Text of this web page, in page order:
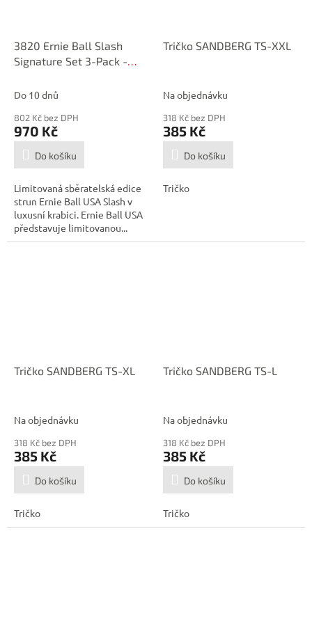
3820 Ernie Ball Slash
Signature Set 3-Pack -
kytaru
Do 10 dnů
802 Kč bez DPH
970 Kč
Do košíku
Limitovaná sběratelská edice
strun Ernie Ball USA Slash v
luxusní krabici. Ernie Ball USA
představuje limitovanou...
Tričko SANDBERG TS-XXL
Na objednávku
318 Kč bez DPH
385 Kč
Do košíku
Tričko
Tričko SANDBERG TS-XL
Na objednávku
318 Kč bez DPH
385 Kč
Do košíku
Tričko
Tričko SANDBERG TS-L
Na objednávku
318 Kč bez DPH
385 Kč
Do košíku
Tričko